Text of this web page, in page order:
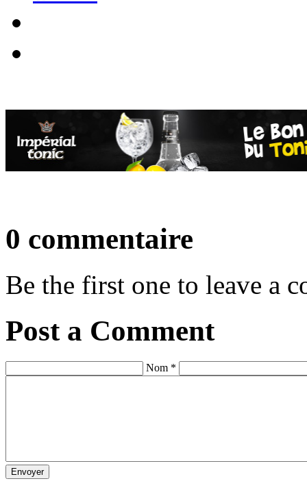
0 commentaire
Be the first one to leave a
Post a Comment
Nom *